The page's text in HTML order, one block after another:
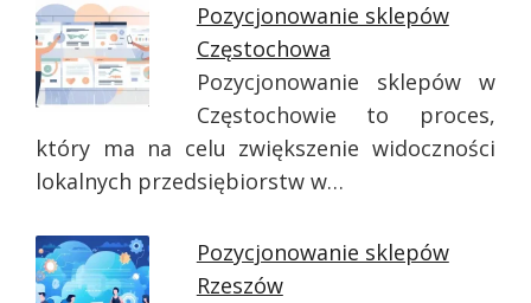
Pozycjonowanie sklepów
Częstochowa
Pozycjonowanie sklepów w
Częstochowie to proces,
który ma na celu zwiększenie widoczności
lokalnych przedsiębiorstw w…
Pozycjonowanie sklepów
Rzeszów